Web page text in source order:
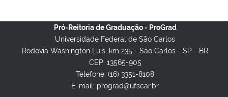
Pró-Reitoria de Graduação - ProGrad
Universidade Federal de São Carlos
Rodovia Washington Luis, km 235 - São Carlos - SP - BR
CEP: 13565-905
Telefone: (16) 3351-8108
E-mail: prograd@ufscar.br